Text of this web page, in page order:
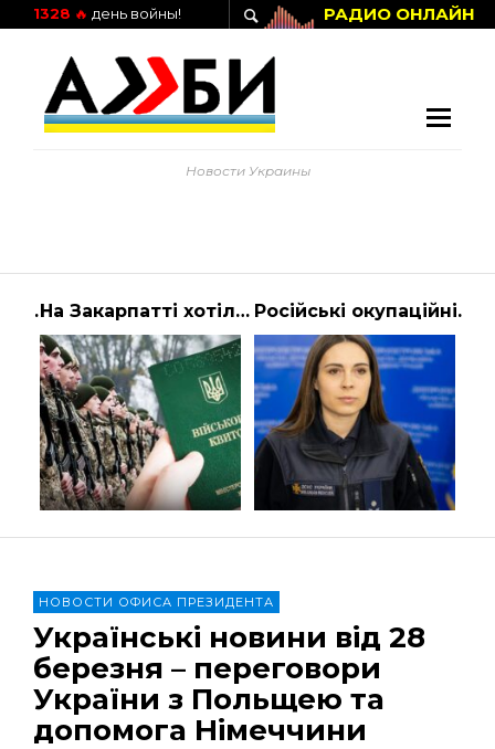
РАДИО ОНЛАЙН
1328 🔥 день войны!
Новости Украины
Повітряні сили ЗСУ попередили про відліт російського Ту-95МС: подробиці – Україна На Закарпатті хотіли мобілізувати чоловіка, чий брат уже був на фронті: чим це закінчилося? Російські окупаційні війська обстріляли Кривий Ріг та Криворізький район
НОВОСТИ ОФИСА ПРЕЗИДЕНТА
Українські новини від 28
березня – переговори
України з Польщею та
допомога Німеччини